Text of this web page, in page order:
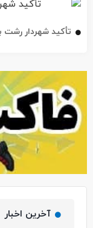
تأکید شهردار رشت
آخرین اخبار